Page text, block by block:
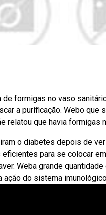
formigas no vaso
a purificação. Webo
relatou que havia formigas
o diabetes depois de
para se colocar
Weba grande
do sistema